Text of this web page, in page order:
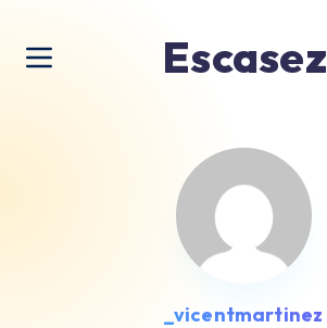
Escasez
_vicentmartinez